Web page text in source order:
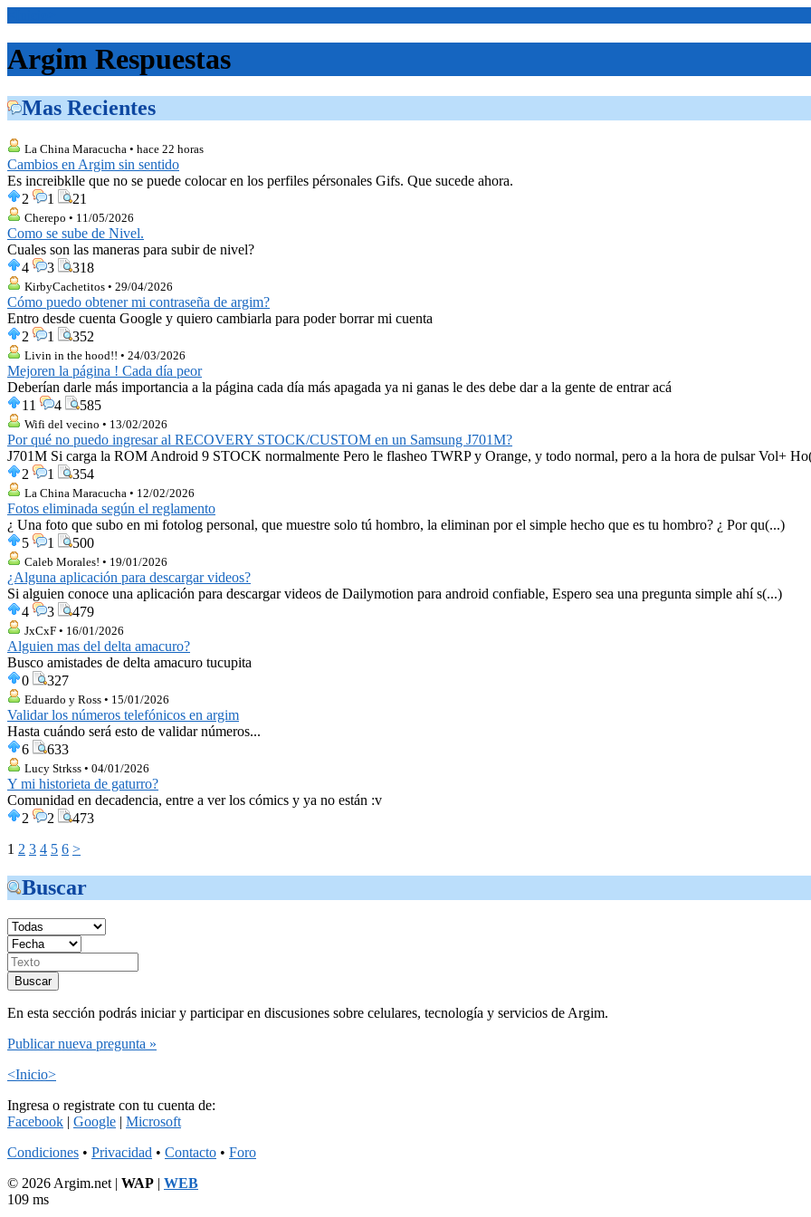
Argim Respuestas
Mas Recientes
La China Maracucha • hace 22 horas
Cambios en Argim sin sentido
Es increibklle que no se puede colocar en los perfiles pérsonales Gifs. Que sucede ahora.
2
1 21
Cherepo • 11/05/2026
Como se sube de Nivel.
Cuales son las maneras para subir de nivel?
4
3 318
KirbyCachetitos • 29/04/2026
Cómo puedo obtener mi contraseña de argim?
Entro desde cuenta Google y quiero cambiarla para poder borrar mi cuenta
2
1 352
Livin in the hood!! • 24/03/2026
Mejoren la página ! Cada día peor
Deberían darle más importancia a la página cada día más apagada ya ni ganas le des debe dar a la gente de entrar acá
11
4 585
Wifi del vecino • 13/02/2026
Por qué no puedo ingresar al RECOVERY STOCK/CUSTOM en un Samsung J701M?
J701M Si carga la ROM Android 9 STOCK normalmente Pero le flasheo TWRP y Orange, y todo normal, pero a la hora de pulsar Vol+
2
1 354
La China Maracucha • 12/02/2026
Fotos eliminada según el reglamento
¿ Una foto que subo en mi fotolog personal, que muestre solo tú hombro, la eliminan por el simple hecho que es tu hombro? ¿ Por qu(...)
5
1 500
Caleb Morales! • 19/01/2026
¿Alguna aplicación para descargar videos?
Si alguien conoce una aplicación para descargar videos de Dailymotion para android confiable, Espero sea una pregunta simple ahí s(...)
4
3 479
JxCxF • 16/01/2026
Alguien mas del delta amacuro?
Busco amistades de delta amacuro tucupita
0
327
Eduardo y Ross • 15/01/2026
Validar los números telefónicos en argim
Hasta cuándo será esto de validar números...
6
633
Lucy Strkss • 04/01/2026
Y mi historieta de gaturro?
Comunidad en decadencia, entre a ver los cómics y ya no están :v
2
2
473
1 2 3 4 5 6 >
Buscar
En esta sección podrás iniciar y participar en discusiones sobre celulares, tecnología y servicios de Argim.
Publicar nueva pregunta »
<Inicio>
Ingresa o registrate con tu cuenta de:
Facebook | Google | Microsoft
Condiciones • Privacidad • Contacto • Foro
© 2026 Argim.net | WAP | WEB
109 ms